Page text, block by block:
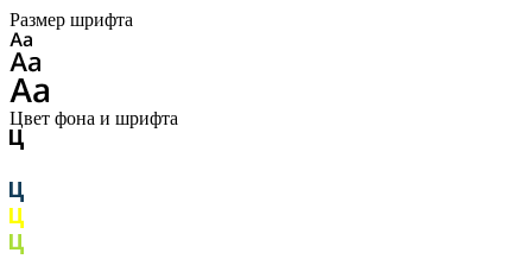
Размер шрифта
Цвет фона и шрифта